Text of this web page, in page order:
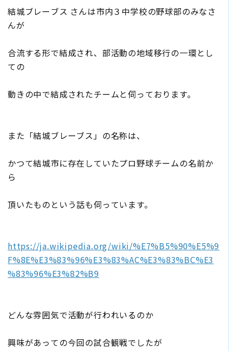
結城ブレーブス さんは市内３中学校の野球部のみなさ
んが
合流する形で結成され、部活動の地域移行の一環とし
ての
動きの中で結成されたチームと伺っております。
また「結城ブレーブス」の名称は、
かつて結城市に存在していたプロ野球チームの名前か
ら
頂いたものという話も伺っています。
https://ja.wikipedia.org/wiki/%E7%B5%90%E5%9
F%8E%E3%83%96%E3%83%AC%E3%83%BC%E3
%83%96%E3%82%B9
どんな雰囲気で活動が行われいるのか
興味があっての今回の試合観戦でしたが